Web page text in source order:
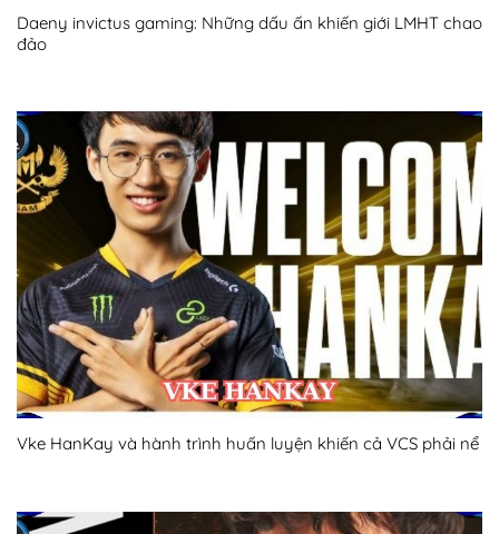
Daeny invictus gaming: Những dấu ấn khiến giới LMHT chao
đảo
Vke HanKay và hành trình huấn luyện khiến cả VCS phải nể